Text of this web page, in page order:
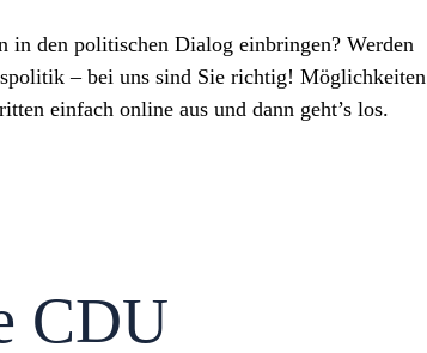
den politischen Dialog einbringen? Werden
– bei uns sind Sie richtig! Möglichkeiten
einfach online aus und dann geht’s los.
CDU